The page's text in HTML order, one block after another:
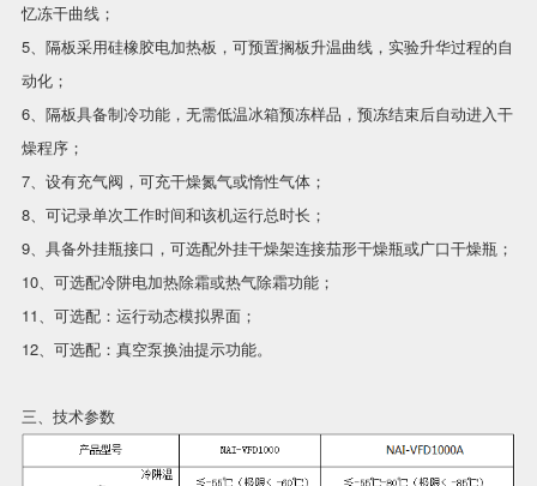
忆冻干曲线；
5、隔板采用硅橡胶电加热板，可预置搁板升温曲线，实验升华过程的自
动化；
6、隔板具备制冷功能，无需低温冰箱预冻样品，预冻结束后自动进入干
燥程序；
7、设有充气阀，可充干燥氮气或惰性气体；
8、可记录单次工作时间和该机运行总时长；
9、具备外挂瓶接口，可选配外挂干燥架连接茄形干燥瓶或广口干燥瓶；
10、可选配冷阱电加热除霜或热气除霜功能；
11、可选配：运行动态模拟界面；
12、可选配：真空泵换油提示功能。
三、技术参数